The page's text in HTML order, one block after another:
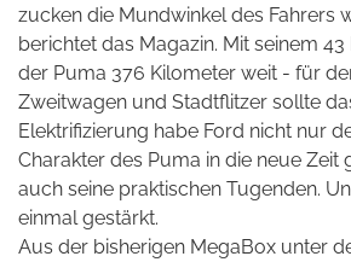
zucken die Mundwinkel des Fahrers
berichtet das Magazin. Mit seinem
der Puma 376 Kilometer weit - für
Zweitwagen und Stadtflitzer sollte
Elektrifizierung habe Ford nicht nur
Charakter des Puma in die neue Zeit
auch seine praktischen Tugenden.
einmal gestärkt.
Aus der bisherigen MegaBox unter